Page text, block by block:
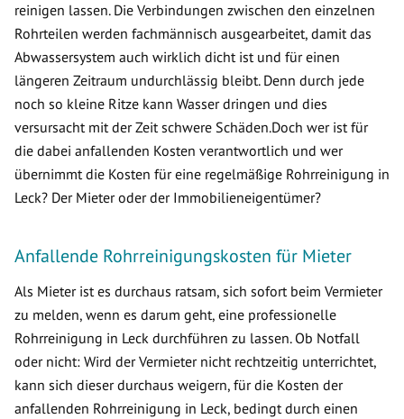
reinigen lassen. Die Verbindungen zwischen den einzelnen
Rohrteilen werden fachmännisch ausgearbeitet, damit das
Abwassersystem auch wirklich dicht ist und für einen
längeren Zeitraum undurchlässig bleibt. Denn durch jede
noch so kleine Ritze kann Wasser dringen und dies
versursacht mit der Zeit schwere Schäden.Doch wer ist für
die dabei anfallenden Kosten verantwortlich und wer
übernimmt die Kosten für eine regelmäßige Rohrreinigung in
Leck? Der Mieter oder der Immobilieneigentümer?
Anfallende Rohrreinigungskosten für Mieter
Als Mieter ist es durchaus ratsam, sich sofort beim Vermieter
zu melden, wenn es darum geht, eine professionelle
Rohrreinigung in Leck durchführen zu lassen. Ob Notfall
oder nicht: Wird der Vermieter nicht rechtzeitig unterrichtet,
kann sich dieser durchaus weigern, für die Kosten der
anfallenden Rohrreinigung in Leck, bedingt durch einen